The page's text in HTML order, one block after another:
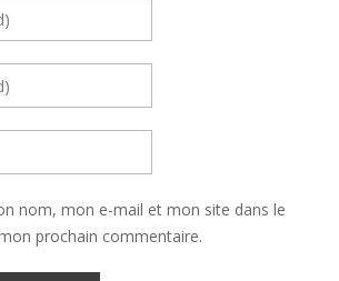
nom, mon e-mail et mon site dans le
prochain commentaire.